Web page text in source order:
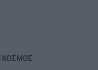
το beach bar
4χρονου στην πισίνα –
ΚΟΣΜΟΣ